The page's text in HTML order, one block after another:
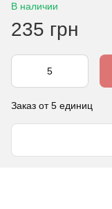
В наличии
235 грн
Заказ от 5 единиц